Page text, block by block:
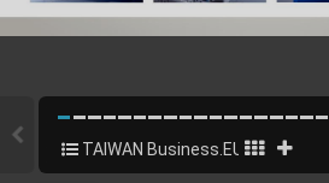
TAIWAN Business.EU 2019 CZ